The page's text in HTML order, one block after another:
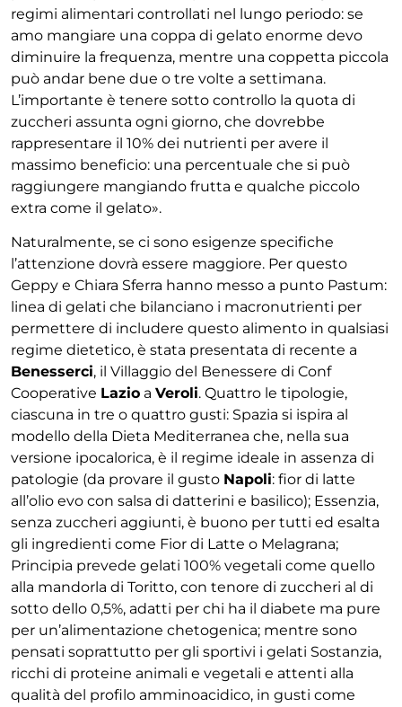
regimi alimentari controllati nel lungo periodo: se
amo mangiare una coppa di gelato enorme devo
diminuire la frequenza, mentre una coppetta piccola
può andar bene due o tre volte a settimana.
L’importante è tenere sotto controllo la quota di
zuccheri assunta ogni giorno, che dovrebbe
rappresentare il 10% dei nutrienti per avere il
massimo beneficio: una percentuale che si può
raggiungere mangiando frutta e qualche piccolo
extra come il gelato».
Naturalmente, se ci sono esigenze specifiche
l’attenzione dovrà essere maggiore. Per questo
Geppy e Chiara Sferra hanno messo a punto Pastum:
linea di gelati che bilanciano i macronutrienti per
permettere di includere questo alimento in qualsiasi
regime dietetico, è stata presentata di recente a
Benesserci, il Villaggio del Benessere di Conf
Cooperative Lazio a Veroli. Quattro le tipologie,
ciascuna in tre o quattro gusti: Spazia si ispira al
modello della Dieta Mediterranea che, nella sua
versione ipocalorica, è il regime ideale in assenza di
patologie (da provare il gusto Napoli: fior di latte
all’olio evo con salsa di datterini e basilico); Essenzia,
senza zuccheri aggiunti, è buono per tutti ed esalta
gli ingredienti come Fior di Latte o Melagrana;
Principia prevede gelati 100% vegetali come quello
alla mandorla di Toritto, con tenore di zuccheri al di
sotto dello 0,5%, adatti per chi ha il diabete ma pure
per un’alimentazione chetogenica; mentre sono
pensati soprattutto per gli sportivi i gelati Sostanzia,
ricchi di proteine animali e vegetali e attenti alla
qualità del profilo amminoacidico, in gusti come